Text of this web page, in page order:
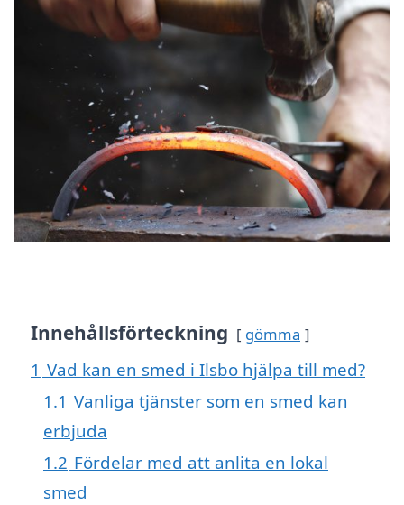
Innehållsförteckning gömma
1 Vad kan en smed i Ilsbo hjälpa till med?
1.1 Vanliga tjänster som en smed kan
erbjuda
1.2 Fördelar med att anlita en lokal
smed